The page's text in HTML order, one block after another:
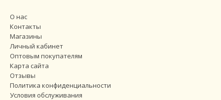
О нас
Контакты
Магазины
Личный кабинет
Оптовым покупателям
Карта сайта
Отзывы
Политика конфиденциальности
Условия обслуживания